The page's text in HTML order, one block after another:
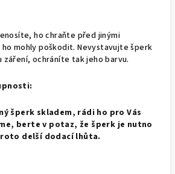
ho chraňte před jinými
mohly poškodit. Nevystavujte šperk
záření, ochráníte tak jeho barvu.
šperk skladem, rádi ho pro Vás
berte v potaz, že šperk je nutno
delší dodací lhůta.